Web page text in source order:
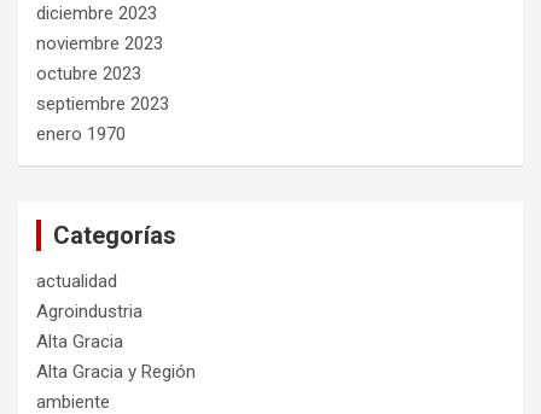
diciembre 2023
noviembre 2023
octubre 2023
septiembre 2023
enero 1970
Categorías
actualidad
Agroindustria
Alta Gracia
Alta Gracia y Región
ambiente